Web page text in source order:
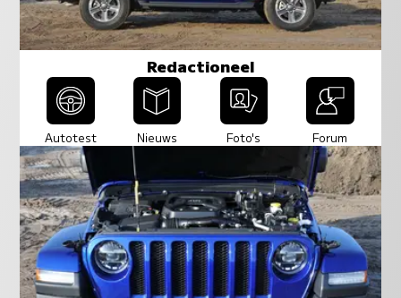
Redactioneel
Autotest Nieuws Foto's Forum